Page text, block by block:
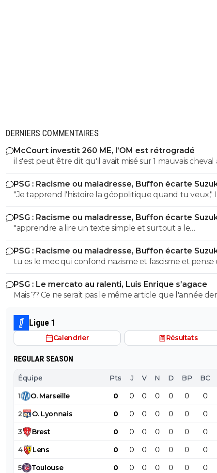
DERNIERS COMMENTAIRES
McCourt investit 260 ME, l’OM est rétrogradé
il s'est peut être dit qu'il avait misé sur 1 mauvais cheval
u coup
PSG : Racisme ou maladresse, Buffon écarte
"Je tapprend l'histoire la géopolitique quand tu veux," LOL
LOL LOL tu peux meme pas apprendre à un collégien
l'histoire puisque meme un élève de 3eme sait que le
nazisme c'est pas en Italie contrairement à toi l'ane du
! Ca se voit que t'es l'électeur moyen de LFI, un mec plus
bete que la moyenne et pas assez cultivé !! Tu viens de le
démontrer ici abruti ! putain tes parents t'ont fini à la
c'est pas possible....tu démontres que tu connais rien à
l'ignorant qui manque cruellement de culture veut
donner des cours mdr
PSG : Racisme ou maladresse, Buffon écarte
"apprendre a lire un texte simple et surtout a le
comprendre" dixit le mec qui pensait que le nazisme
en italie mdr On sent le petit lfiste frustré ! va picoler tes 8.6 le
mongolien qui voit des fachos partout tes parents t'ont
la pisse toi c'est évident
PSG : Racisme ou maladresse, Buffon écarte
tu es le mec qui confond nazisme et fascisme et pense
c'est la meme chose mdr Tu m'auras bien fait rire à prouver
par toi meme que t'es un putain d'ignare ! Retourne au
collège apprendre les lecons que tu as oublié petit
PSG : Le mercato au ralenti, Luis Enrique s’agace
Mais ?? Ce ne serait pas le même article que l'année
a la même époque??!! 😂
Ligue 1
Calendrier Résultats
REGULAR SEASON
Équipe Pts J V N D BP BC
1 O. Marseille 0 0 0 0 0 0 0
2 O. Lyonnais 0 0 0 0 0 0 0
3 Brest 0 0 0 0 0 0 0
4 Lens 0 0 0 0 0 0 0
5 Toulouse 0 0 0 0 0 0 0